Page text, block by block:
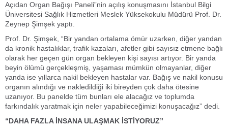
Açıdan Organ Bağışı Paneli”nin açılış konuşmasını İstanbul Bilgi
Üniversitesi Sağlık Hizmetleri Meslek Yüksekokulu Müdürü Prof. Dr.
Zeynep Şimşek yaptı.
Prof. Dr. Şimşek, “Bir yandan ortalama ömür uzarken, diğer yandan
da kronik hastalıklar, trafik kazaları, afetler gibi sayısız etmene bağlı
olarak her geçen gün organ bekleyen kişi sayısı artıyor. Bir yanda
beyin ölümü gerçekleşmiş, yaşaması mümkün olmayanlar, diğer
yanda ise yıllarca nakil bekleyen hastalar var. Bağış ve nakil konusu
organın alındığı ve nakledildiği iki bireyden çok daha ötesine
uzanıyor. Bu panelde tüm bunları ele alacağız ve toplumda
farkındalık yaratmak için neler yapabileceğimizi konuşacağız” dedi.
“DAHA FAZLA İNSANA ULAŞMAK İSTİYORUZ”